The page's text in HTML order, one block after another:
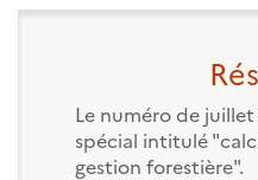
Le numéro de
spécial intitulé
gestion forestière".